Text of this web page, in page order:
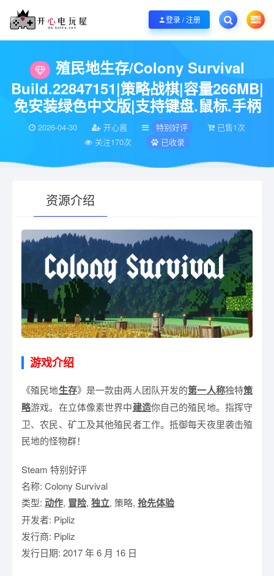
欢迎您光临开心电玩屋，本站专注分享精品整合游戏！销售只是起点！服务永无
登录 / 注册
当前位置： 开心电玩屋 殖民地生存/Colony Survival
殖民地生存/Colony Survival
Build.22847151|策略战棋|容量266MB|
免安装绿色中文版|支持键盘.鼠标.手柄
2026-04-30 开心酱 特别好评
已售1次
关注170次
已收录
资源介绍
有疑问？请点击复制链接咨询！
游戏介绍
《殖民地生存》是一款由两人团队开发的第一人称独特策
略游戏。在立体像素世界中建造你自己的殖民地。指挥守
卫、农民、矿工及其他殖民者工作。抵御每天夜里袭击殖
民地的怪物群！
Steam 特别好评
名称: Colony Survival
类型: 动作, 冒险, 独立, 策略, 抢先体验
开发者: Pipliz
发行商: Pipliz
发行日期: 2017 年 6 月 16 日